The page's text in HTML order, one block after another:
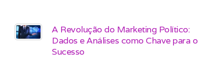
A Revolução do Marketing Político:
Dados e Análises como Chave para o
Sucesso